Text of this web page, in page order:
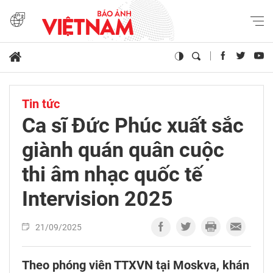
Tin tức
Ca sĩ Đức Phúc xuất sắc
giành quán quân cuộc
thi âm nhạc quốc tế
Intervision 2025
21/09/2025
Theo phóng viên TTXVN tại Moskva, khán